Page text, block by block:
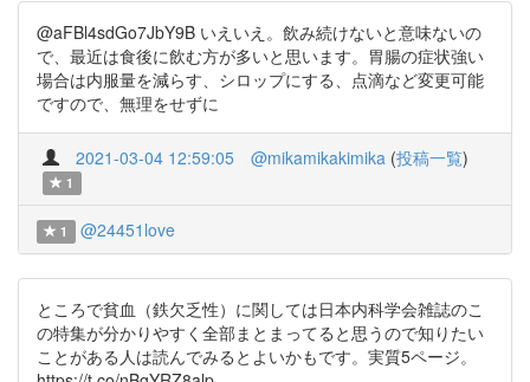
@aFBl4sdGo7JbY9B いえいえ。飲み続けないと意味ないの
で、最近は食後に飲む方が多いと思います。胃腸の症状強い
場合は内服量を減らす、シロップにする、点滴など変更可能
ですので、無理をせずに
2021-03-04 12:59:05 @mikamikakimika (投稿一覧)
1
1 @24451love
ところで貧血（鉄欠乏性）に関しては日本内科学会雑誌のこ
の特集が分かりやすく全部まとまってると思うので知りたい
ことがある人は読んでみるとよいかもです。実質5ページ。